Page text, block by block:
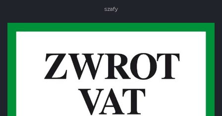
szafy